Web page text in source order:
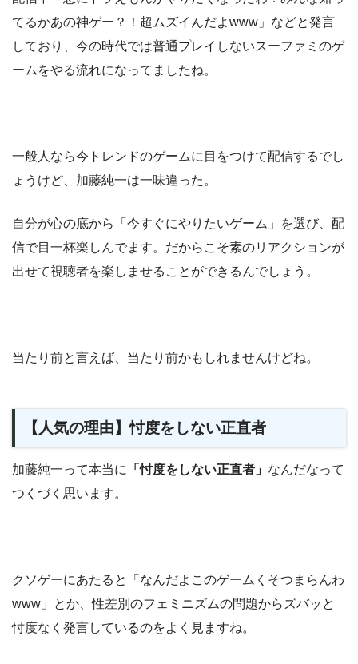
てるかあの神ゲー？！超ムズイんだよwww」などと発言
しており、今の時代では普通プレイしないスーファミのゲ
ームをやる流れになってましたね。
一般人なら今トレンドのゲームに目をつけて配信するでし
ょうけど、加藤純一は一味違った。
自分が心の底から「今すぐにやりたいゲーム」を選び、配
信で目一杯楽しんでます。だからこそ素のリアクションが
出せて視聴者を楽しませることができるんでしょう。
当たり前と言えば、当たり前かもしれませんけどね。
【人気の理由】忖度をしない正直者
加藤純一って本当に 「忖度をしない正直者」 なんだなって
つくづく思います。
クソゲーにあたると「なんだよこのゲームくそつまらんわ
www」とか、性差別のフェミニズムの問題からズバッと
忖度なく発言しているのをよく見ますね。